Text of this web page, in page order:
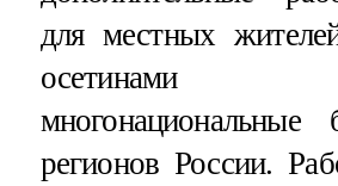
для местных
осетинами
многонациональные
регионов России.